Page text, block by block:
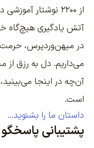
از ۲۲۰۰
نوشتار آموزشی
آتش یادگیری هیچ‌گاه
در میهن‌وردپرس، حرمت
می‌داریم. دل به رزق
آن‌چه در اینجا
است.
داستان ما را بشنوید...
پشتیبانی پاسخگو